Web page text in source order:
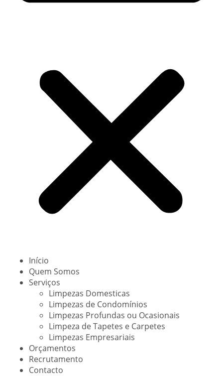
Início
Quem Somos
Serviços
Limpezas Domesticas
Limpezas de Condomínios
Limpezas Profundas ou Ocasionais
Limpeza de Tapetes e Carpetes
Limpezas Empresariais
Orçamentos
Recrutamento
Contacto